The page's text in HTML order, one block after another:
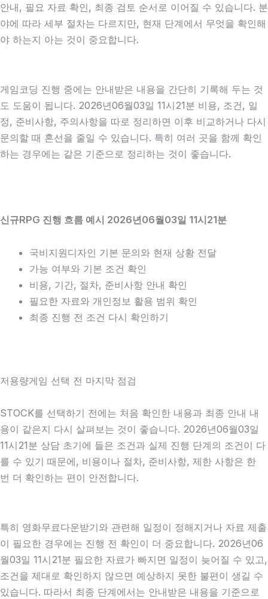
안내, 필요 자료 확인, 최종 검토 순서로 이어질 수 있습니다. 분
야에 따라 세부 절차는 다르지만, 현재 단계에서 무엇을 확인해
야 하는지 아는 것이 중요합니다.
게임코딩 진행 중에는 안내받은 내용을 간단히 기록해 두는 것
도 도움이 됩니다. 2026년06월03일 11시21분 비용, 조건, 일
정, 준비사항, 주의사항을 따로 정리하면 이후 비교하거나 다시
문의할 때 혼선을 줄일 수 있습니다. 특히 여러 곳을 함께 확인
하는 경우에는 같은 기준으로 정리하는 것이 좋습니다.
신규RPG 진행 흐름 예시 2026년06월03일 11시21분
국비지원디자인 기본 문의와 현재 상황 전달
가능 여부와 기본 조건 확인
비용, 기간, 절차, 준비사항 안내 확인
필요한 자료와 개인정보 활용 범위 확인
최종 진행 전 조건 다시 확인하기
저용량게임 선택 전 마지막 점검
STOCK를 선택하기 전에는 처음 확인한 내용과 최종 안내 내
용이 같은지 다시 살펴보는 것이 좋습니다. 2026년06월03일
11시21분 상담 초기에 들은 조건과 실제 진행 단계의 조건이 다
를 수 있기 때문에, 비용이나 절차, 준비사항, 제한 사항은 한
번 더 확인하는 편이 안전합니다.
특히 영화무료다운받기와 관련해 일정이 정해지거나 자료 제출
이 필요한 경우에는 진행 전 확인이 더 중요합니다. 2026년06
월03일 11시21분 필요한 자료가 빠지면 일정이 늦어질 수 있고,
조건을 제대로 확인하지 않으면 예상하지 못한 불편이 생길 수
있습니다. 따라서 최종 단계에서는 안내받은 내용을 기준으로